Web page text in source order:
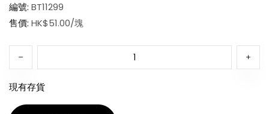
編號: BT11299
售價: HK$51.00/塊
現有存貨